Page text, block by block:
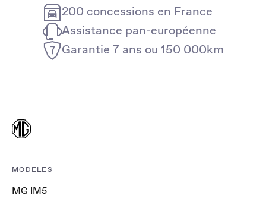
200 concessions en France
Assistance pan-européenne
Garantie 7 ans ou 150 000km
MODÈLES
MG IM5